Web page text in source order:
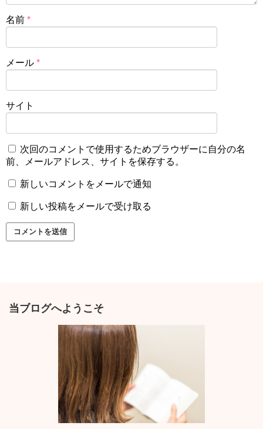
名前 *
メール *
サイト
次回のコメントで使用するためブラウザーに自分の名
前、メールアドレス、サイトを保存する。
新しいコメントをメールで通知
新しい投稿をメールで受け取る
当ブログへようこそ